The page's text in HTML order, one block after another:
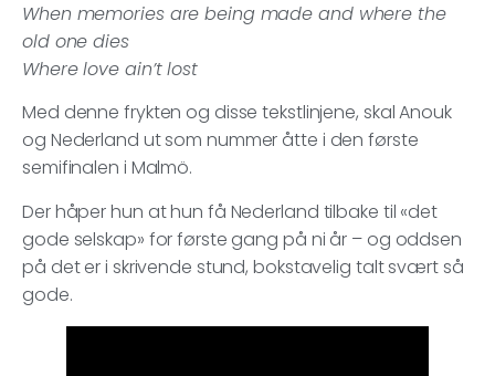
When memories are being made and where the
old one dies
Where love ain’t lost
Med denne frykten og disse tekstlinjene, skal Anouk
og Nederland ut som nummer åtte i den første
semifinalen i Malmö.
Der håper hun at hun få Nederland tilbake til «det
gode selskap» for første gang på ni år – og oddsen
på det er i skrivende stund, bokstavelig talt svært så
gode.